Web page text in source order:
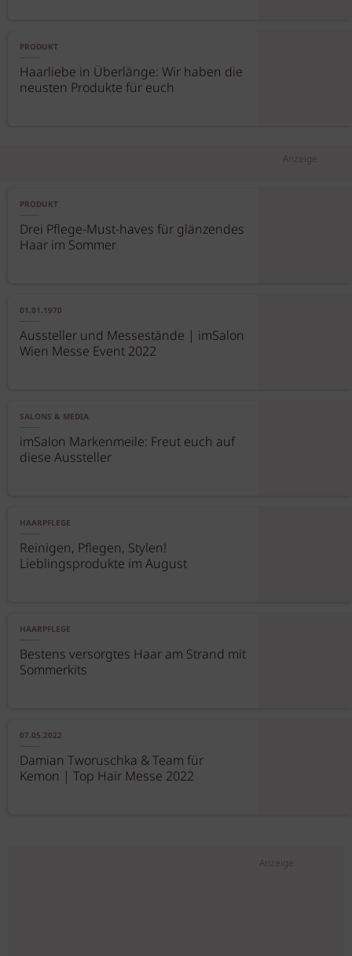
PRODUKT
Haarliebe in Überlänge: Wir haben die
neusten Produkte für euch
Anzeige
PRODUKT
Drei Pflege-Must-haves für glänzendes
Haar im Sommer
01.01.1970
Aussteller und Messestände | imSalon
Wien Messe Event 2022
SALONS & MEDIA
imSalon Markenmeile: Freut euch auf
diese Aussteller
HAARPFLEGE
Reinigen, Pflegen, Stylen!
Lieblingsprodukte im August
HAARPFLEGE
Bestens versorgtes Haar am Strand mit
Sommerkits
07.05.2022
Damian Tworuschka & Team für
Kemon | Top Hair Messe 2022
Anzeige